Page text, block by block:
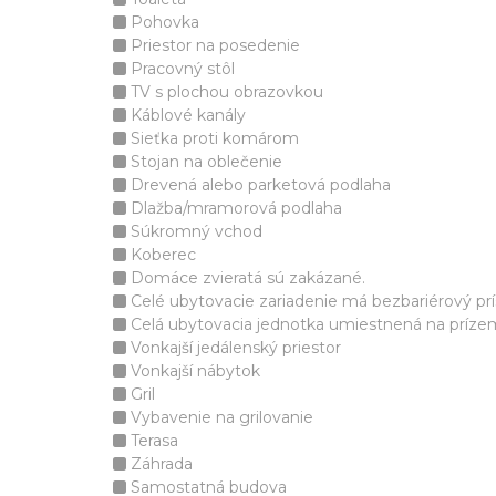
Pohovka
Priestor na posedenie
Pracovný stôl
TV s plochou obrazovkou
Káblové kanály
Sieťka proti komárom
Stojan na oblečenie
Drevená alebo parketová podlaha
Dlažba/mramorová podlaha
Súkromný vchod
Koberec
Domáce zvieratá sú zakázané.
Celé ubytovacie zariadenie má bezbariérový
Celá ubytovacia jednotka umiestnená na
Vonkajší jedálenský priestor
Vonkajší nábytok
Gril
Vybavenie na grilovanie
Terasa
Záhrada
Samostatná budova